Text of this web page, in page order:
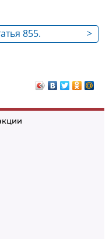
>
855.
со счета